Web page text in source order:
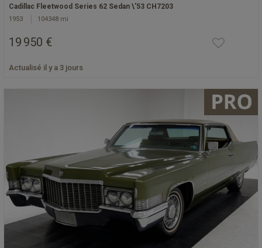
Cadillac Fleetwood Series 62 Sedan \'53 CH7203
1953 104348 mi
19 950 €
Actualisé il y a 3 jours